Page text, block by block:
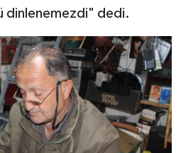
dinlenemezdi" dedi.